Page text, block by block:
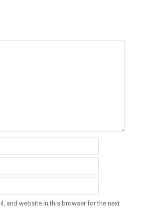
and website in this browser for the next